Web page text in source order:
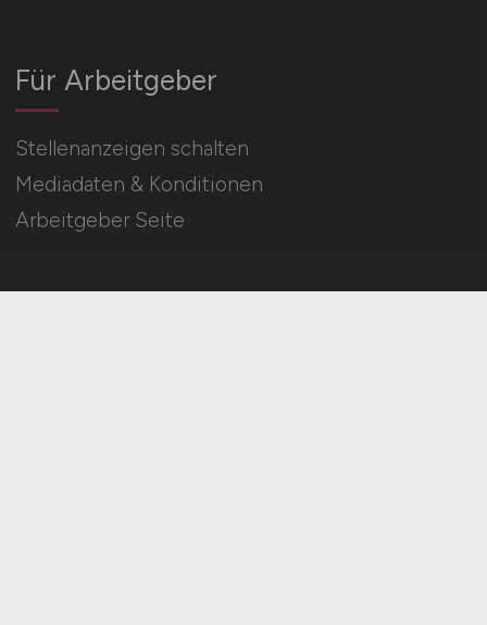
Für Arbeitgeber
Stellenanzeigen schalten
Mediadaten & Konditionen
Arbeitgeber Seite